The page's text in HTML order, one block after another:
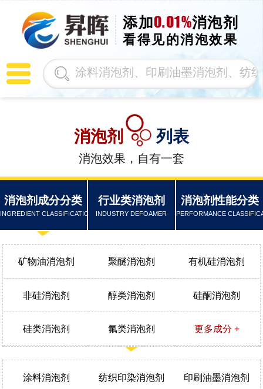
添加0.01%消泡剂
看得见的消泡效果
消泡剂 列表
消泡效果，自有一套
消泡剂成分分类
INGREDIENT CLASSIFICATION
矿物油消泡剂 聚醚消泡剂 有机硅消泡剂
非硅消泡剂 醇类消泡剂 硅酮消泡剂
硅类消泡剂 氟类消泡剂 更多成分 +
行业类消泡剂
INDUSTRY DEFOAMER
涂料消泡剂 纺织印染消泡剂 印刷油墨消泡剂
消泡剂性能分类
PERFORMANCE